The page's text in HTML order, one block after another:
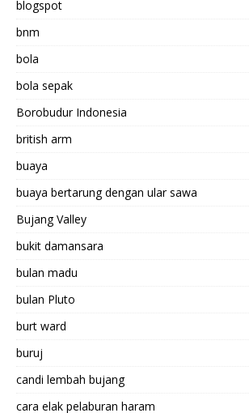
blogspot
bnm
bola
bola sepak
Borobudur Indonesia
british arm
buaya
buaya bertarung dengan ular sawa
Bujang Valley
bukit damansara
bulan madu
bulan Pluto
burt ward
buruj
candi lembah bujang
cara elak pelaburan haram